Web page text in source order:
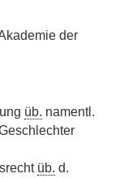
der
üb. namentl.
üb. d.